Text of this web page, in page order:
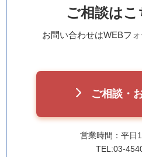
ご相談はこ
お問い合わせはWEBフォ
ご相談・
営業時間：平日
TEL:03-